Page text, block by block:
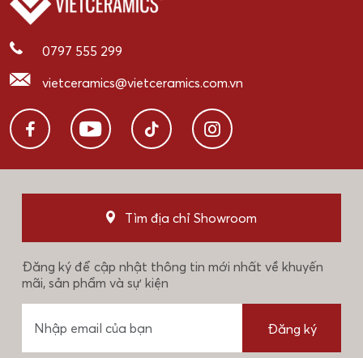
0797 555 299
vietceramics@vietceramics.com.vn
Tìm địa chỉ Showroom
Đăng ký để cập nhật thông tin mới nhất về khuyến
mãi, sản phẩm và sự kiện
Đăng ký